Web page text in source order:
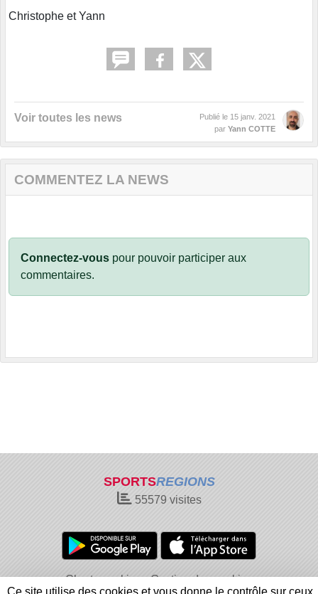
Christophe et Yann
Voir toutes les news Publié le 15 janv. 2021
par Yann COTTE
COMMENTEZ LA NEWS
Connectez-vous pour pouvoir participer aux
commentaires.
SPORTSREGIONS
55579 visites
Charte cookies
Gestion des cookies
Ce site utilise des cookies et vous donne le contrôle sur ceux